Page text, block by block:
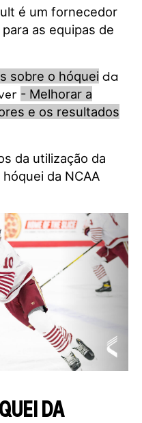
é um fornecedor
as equipas de
sobre o hóquei da
- Melhorar a
e os resultados
da utilização da
da NCAA
DA